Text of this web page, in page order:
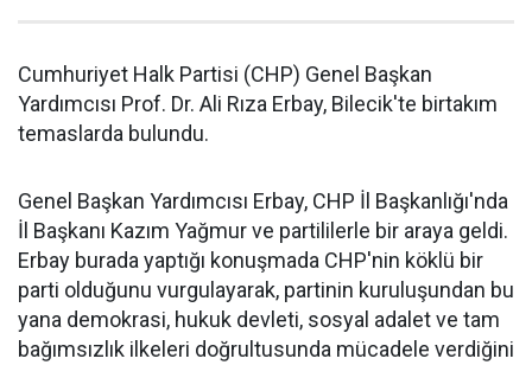
Cumhuriyet Halk Partisi (CHP) Genel Başkan
Yardımcısı Prof. Dr. Ali Rıza Erbay, Bilecik'te birtakım
temaslarda bulundu.
Genel Başkan Yardımcısı Erbay, CHP İl Başkanlığı'nda
İl Başkanı Kazım Yağmur ve partililerle bir araya geldi.
Erbay burada yaptığı konuşmada CHP'nin köklü bir
parti olduğunu vurgulayarak, partinin kuruluşundan bu
yana demokrasi, hukuk devleti, sosyal adalet ve tam
bağımsızlık ilkeleri doğrultusunda mücadele verdiğini